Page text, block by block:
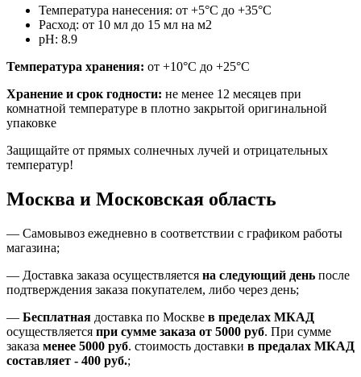
Температура нанесения: от +5°C до +35°C
Расход: от 10 мл до 15 мл на м2
pH: 8.9
Температура хранения: от +10°C до +25°C
Хранение и срок годности: не менее 12 месяцев при
комнатной температуре в плотно закрытой оригинальной
упаковке
Защищайте от прямых солнечных лучей и отрицательных
температур!
Москва и Московская область
— Самовывоз ежедневно в соответствии с графиком работы
магазина;
— Доставка заказа осуществляется на следующий день после
подтверждения заказа покупателем, либо через день;
— Бесплатная доставка по Москве в пределах МКАД
осуществляется при сумме заказа от 5000 руб. При сумме
заказа менее 5000 руб. стоимость доставки в предалах МКАД
составляет - 400 руб.;